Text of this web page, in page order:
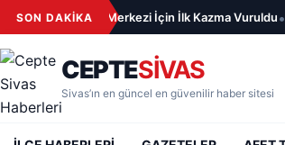
İçeriğe geç
SON DAKİKA
Aile Sağlığı Merkezi İçin İlk Kazma Vuruldu•
CEPTESİVAS
Sivas’ın en güncel en güvenilir haber sitesi